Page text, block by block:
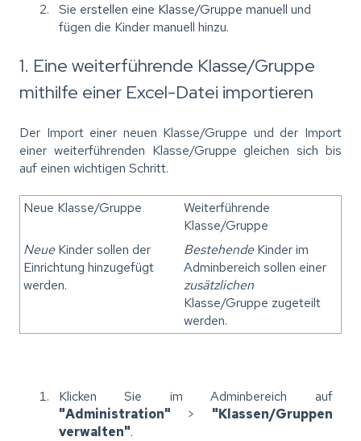
Sie erstellen eine Klasse/Gruppe manuell und
fügen die Kinder manuell hinzu.
1. Eine weiterführende Klasse/Gruppe
mithilfe einer Excel-Datei importieren
Der Import einer neuen Klasse/Gruppe und der Import
einer weiterführenden Klasse/Gruppe gleichen sich bis
auf einen wichtigen Schritt.
Neue Klasse/Gruppe
Weiterführende
Klasse/Gruppe
NeueKinder sollen der
Einrichtung hinzugefügt
werden.
BestehendeKinder im
Adminbereich sollen einer
zusätzlichen
Klasse/Gruppe zugeteilt
werden.
Klicken Sie im Adminbereich auf
"Administration" > "Klassen/Gruppen
verwalten".